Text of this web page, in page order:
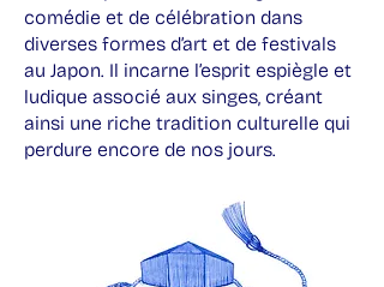
comédie et de célébration dans
diverses formes d’art et de festivals
au Japon. Il incarne l’esprit espiègle et
ludique associé aux singes, créant
ainsi une riche tradition culturelle qui
perdure encore de nos jours.